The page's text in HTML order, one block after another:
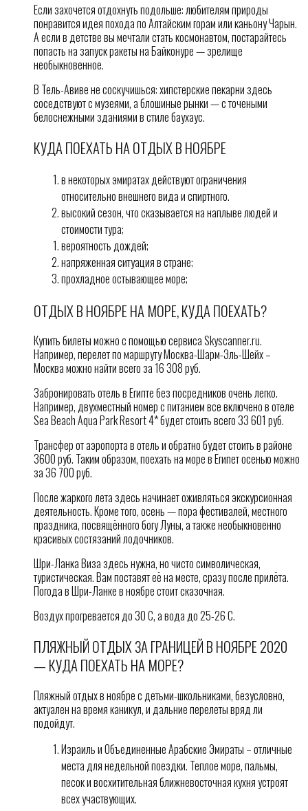
Если захочется отдохнуть подольше: любителям природы
понравится идея похода по Алтайским горам или каньону Чарын.
А если в детстве вы мечтали стать космонавтом, постарайтесь
попасть на запуск ракеты на Байконуре — зрелище
необыкновенное.
В Тель-Авиве не соскучишься: хипстерские пекарни здесь
соседствуют с музеями, а блошиные рынки — с точеными
белоснежными зданиями в стиле баухаус.
КУДА ПОЕХАТЬ НА ОТДЫХ В НОЯБРЕ
в некоторых эмиратах действуют ограничения
относительно внешнего вида и спиртного.
высокий сезон, что сказывается на наплыве людей и
стоимости тура;
вероятность дождей;
напряженная ситуация в стране;
прохладное остывающее море;
ОТДЫХ В НОЯБРЕ НА МОРЕ, КУДА ПОЕХАТЬ?
Купить билеты можно с помощью сервиса Skyscanner.ru.
Например, перелет по маршруту Москва-Шарм-Эль-Шейх –
Москва можно найти всего за 16 308 руб.
Забронировать отель в Египте без посредников очень легко.
Например, двухместный номер с питанием все включено в отеле
Sea Beach Aqua Park Resort 4* будет стоить всего 33 601 руб.
Трансфер от аэропорта в отель и обратно будет стоить в районе
3600 руб. Таким образом, поехать на море в Египет осенью можно
за 36 700 руб.
После жаркого лета здесь начинает оживляться экскурсионная
деятельность. Кроме того, осень — пора фестивалей, местного
праздника, посвящённого богу Луны, а также необыкновенно
красивых состязаний лодочников.
Шри-Ланка Виза здесь нужна, но чисто символическая,
туристическая. Вам поставят её на месте, сразу после прилёта.
Погода в Шри-Ланке в ноябре стоит сказочная.
Воздух прогревается до 30 С, а вода до 25-26 С.
ПЛЯЖНЫЙ ОТДЫХ ЗА ГРАНИЦЕЙ В НОЯБРЕ 2020
— КУДА ПОЕХАТЬ НА МОРЕ?
Пляжный отдых в ноябре с детьми-школьниками, безусловно,
актуален на время каникул, и дальние перелеты вряд ли
подойдут.
Израиль и Объединенные Арабские Эмираты – отличные
места для недельной поездки. Теплое море, пальмы,
песок и восхитительная ближневосточная кухня устроят
всех участвующих.